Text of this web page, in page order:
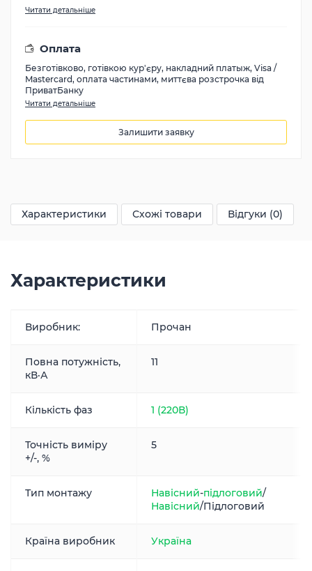
Читати детальніше
Оплата
Безготівково, готівкою кур'єру, накладний платыж, Visa /
Mastercard, оплата частинами, миттєва розстрочка від
ПриватБанку
Читати детальніше
Залишити заявку
Характеристики Схожі товари Відгуки (0)
Характеристики
Виробник: Прочан
Повна потужність,
кВ·А
11
Кількість фаз 1 (220В)
Точність виміру
+/-, %
5
Тип монтажу Навісний-підлоговий/
Навісний/Підлоговий
Країна виробник Україна